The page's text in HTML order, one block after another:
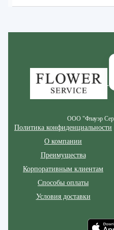
ООО "Флауэр
Политика конфиденциальности
О компании
Преимущества
Корпоративным клиентам
Способы оплаты
Условия доставки